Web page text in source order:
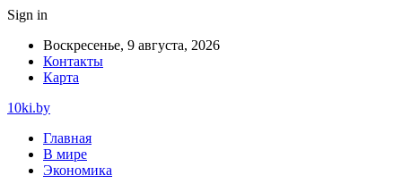
Sign in
Воскресенье, 9 августа, 2026
Контакты
Карта
10ki.by
Главная
В мире
Экономика